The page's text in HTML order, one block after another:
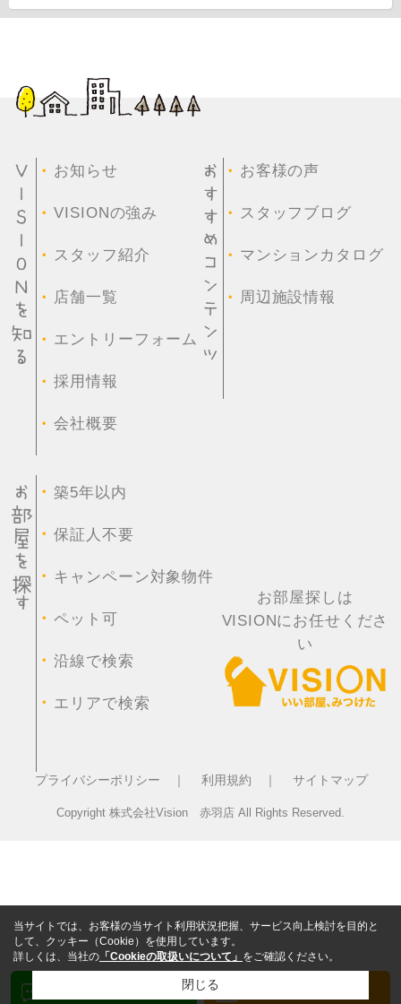
・ お知らせ
・VISIONの強み
・ スタッフ紹介
・ 店舗一覧
・ エントリーフォーム
・採用情報
・会社概要
・ お客様の声
・ スタッフブログ
・ マンションカタログ
・ 周辺施設情報
・築5年以内
・保証人不要
・ キャンペーン対象物件
・ペット可
・沿線で検索
・ エリアで検索
お部屋探しは
VISIONにお任せくださ
い
プライバシーポリシー ｜ 利用規約 ｜ サイトマップ
Copyright 株式会社Vision 赤羽店 All Rights Reserved.
当サイトでは、お客様の当サイト利用状況把握、サービス向上検討を目的と
して、クッキー（Cookie）を使用しています。
詳しくは、当社の 「Cookieの取扱いについて」 をご確認ください。
閉じる